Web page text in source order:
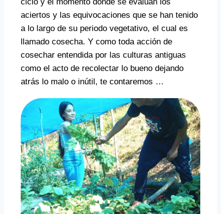
aciertos y las equivocaciones que se han tenido
a lo largo de su periodo vegetativo, el cual es
llamado cosecha. Y como toda acción de
cosechar entendida por las culturas antiguas
como el acto de recolectar lo bueno dejando
atrás lo malo o inútil, te contaremos …